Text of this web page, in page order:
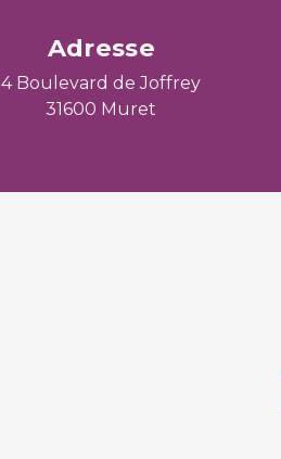
Adresse
4 Boulevard de Joffrey
31600 Muret